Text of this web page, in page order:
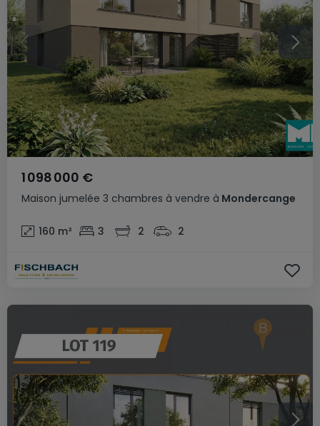
Maison jumelée 3 chambres à vendre à Mondercange
1 098 000 €
160 m² 3 2 2